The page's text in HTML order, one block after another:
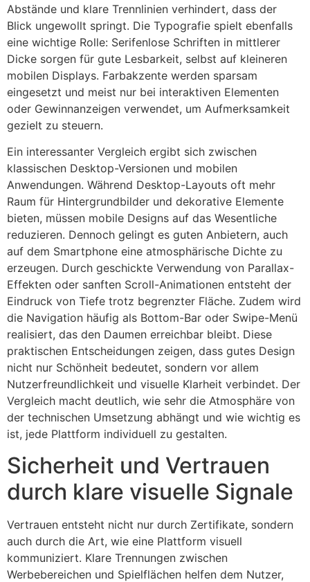
Abstände und klare Trennlinien verhindert, dass der
Blick ungewollt springt. Die Typografie spielt ebenfalls
eine wichtige Rolle: Serifenlose Schriften in mittlerer
Dicke sorgen für gute Lesbarkeit, selbst auf kleineren
mobilen Displays. Farbakzente werden sparsam
eingesetzt und meist nur bei interaktiven Elementen
oder Gewinnanzeigen verwendet, um Aufmerksamkeit
gezielt zu steuern.
Ein interessanter Vergleich ergibt sich zwischen
klassischen Desktop-Versionen und mobilen
Anwendungen. Während Desktop-Layouts oft mehr
Raum für Hintergrundbilder und dekorative Elemente
bieten, müssen mobile Designs auf das Wesentliche
reduzieren. Dennoch gelingt es guten Anbietern, auch
auf dem Smartphone eine atmosphärische Dichte zu
erzeugen. Durch geschickte Verwendung von Parallax-
Effekten oder sanften Scroll-Animationen entsteht der
Eindruck von Tiefe trotz begrenzter Fläche. Zudem wird
die Navigation häufig als Bottom-Bar oder Swipe-Menü
realisiert, das den Daumen erreichbar bleibt. Diese
praktischen Entscheidungen zeigen, dass gutes Design
nicht nur Schönheit bedeutet, sondern vor allem
Nutzerfreundlichkeit und visuelle Klarheit verbindet. Der
Vergleich macht deutlich, wie sehr die Atmosphäre von
der technischen Umsetzung abhängt und wie wichtig es
ist, jede Plattform individuell zu gestalten.
Sicherheit und Vertrauen
durch klare visuelle Signale
Vertrauen entsteht nicht nur durch Zertifikate, sondern
auch durch die Art, wie eine Plattform visuell
kommuniziert. Klare Trennungen zwischen
Werbebereichen und Spielflächen helfen dem Nutzer,